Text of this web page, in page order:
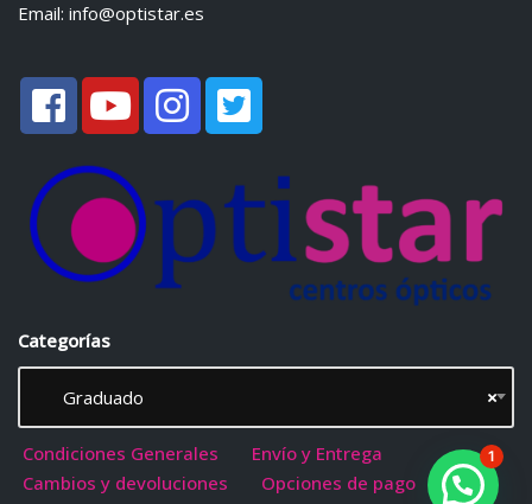
Email: info@optistar.es
Categorías
×
Graduado
Condiciones Generales
Envío y Entrega
Cambios y devoluciones
Opciones de pago
1